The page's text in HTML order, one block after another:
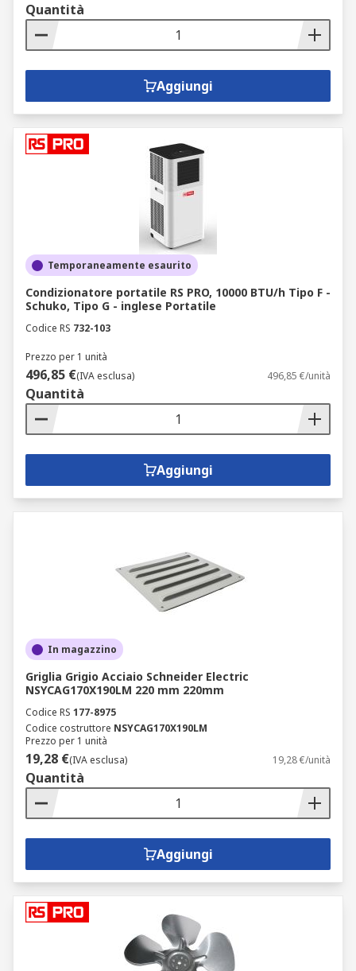
Quantità
Aggiungi
Temporaneamente esaurito
Condizionatore portatile RS PRO, 10000 BTU/h Tipo F -
Schuko, Tipo G - inglese Portatile
Codice RS 732-103
Prezzo per 1 unità
496,85 €(IVA esclusa) 496,85 €/unità
Quantità
Aggiungi
In magazzino
Griglia Grigio Acciaio Schneider Electric
NSYCAG170X190LM 220 mm 220mm
Codice RS 177-8975
Codice costruttore NSYCAG170X190LM
Prezzo per 1 unità
19,28 €(IVA esclusa) 19,28 €/unità
Quantità
Aggiungi